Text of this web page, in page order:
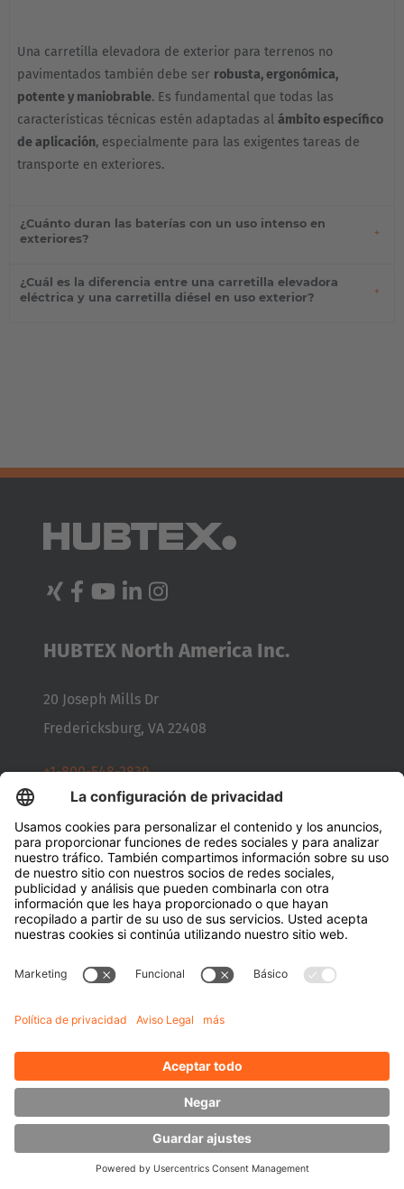
Una carretilla elevadora de exterior para terrenos no
pavimentados también debe ser robusta, ergonómica,
potente y maniobrable. Es fundamental que todas las
características técnicas estén adaptadas al ámbito específico
de aplicación, especialmente para las exigentes tareas de
transporte en exteriores.
¿Cuánto duran las baterías con un uso intenso en
exteriores?
¿Cuál es la diferencia entre una carretilla elevadora
eléctrica y una carretilla diésel en uso exterior?
HUBTEX North America Inc.
20 Joseph Mills Dr
Fredericksburg, VA 22408
+1-800-548-2839
infous@hubtex.com
Contacto
Condiciones
Aviso Legal
HUBTEX Group
Genkinger
stabau Attachments
Dimos Air Cargo Handling
Nuestros Productos
Carretilla elevadora lateral multidireccional
Carretilla multidireccional